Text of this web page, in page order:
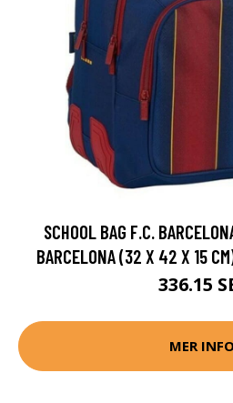
SCHOOL BAG F.C.
BARCELONA (32 X 42 X 15
336.15
MER